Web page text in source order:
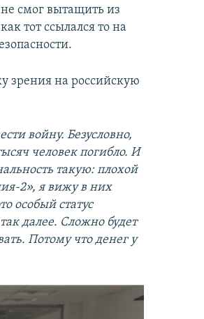
смог вытащить из
тот ссылался то на
зрения на российскую
войну. Безусловно,
человек погибло. И
такую: плохой
2», я вижу в них
особый статус
далее. Сложно будет
Потому что денег у